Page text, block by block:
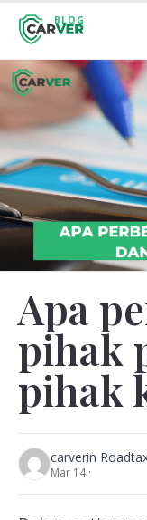
BLOG
Apa
pihak
pihak
carverin
Mar 14 ·